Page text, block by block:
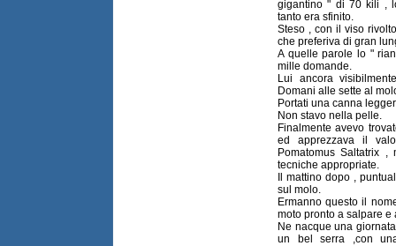
gigantino " di 70 kili ,
tanto era sfinito.
Steso , con il viso
che preferiva di gran
A quelle parole lo "
mille domande.
Lui ancora
Domani alle sette al
Portati una canna
Non stavo nella pelle.
Finalmente avevo
ed apprezzava il
Pomatomus Saltatrix
tecniche appropriate.
Il mattino dopo ,
sul molo.
Ermanno questo il
moto pronto a salpare
Ne nacque una
un bel serra ,con